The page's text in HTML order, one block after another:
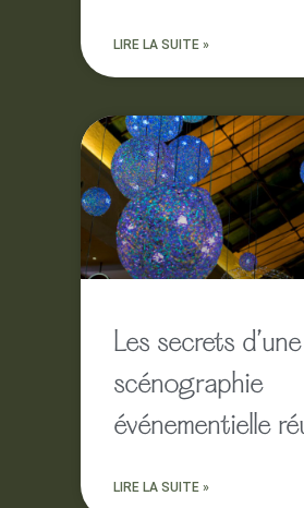
LIRE LA SUITE »
Les secrets d’une
scénographie
événementielle
LIRE LA SUITE »